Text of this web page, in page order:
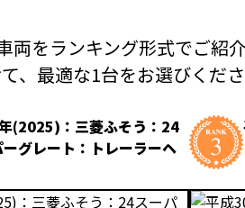
両をランキング形式でご紹介
、 最適な1台をお選びくだ
(2025)：三菱ふそう：24
グレート：トレーラーヘ